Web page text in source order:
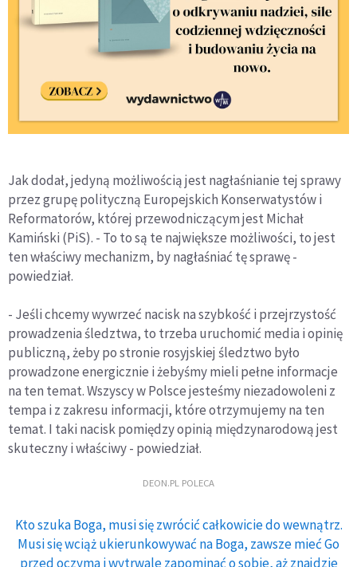
Jak dodał, jedyną możliwością jest nagłaśnianie tej sprawy
przez grupę polityczną Europejskich Konserwatystów i
Reformatorów, której przewodniczącym jest Michał
Kamiński (PiS). - To to są te największe możliwości, to jest
ten właściwy mechanizm, by nagłaśniać tę sprawę -
powiedział.
- Jeśli chcemy wywrzeć nacisk na szybkość i przejrzystość
prowadzenia śledztwa, to trzeba uruchomić media i opinię
publiczną, żeby po stronie rosyjskiej śledztwo było
prowadzone energicznie i żebyśmy mieli pełne informacje
na ten temat. Wszyscy w Polsce jesteśmy niezadowoleni z
tempa i z zakresu informacji, które otrzymujemy na ten
temat. I taki nacisk pomiędzy opinią międzynarodową jest
skuteczny i właściwy - powiedział.
DEON.PL POLECA
Kto szuka Boga, musi się zwrócić całkowicie do wewnątrz.
Musi się wciąż ukierunkowywać na Boga, zawsze mieć Go
przed oczyma i wytrwale zapominać o sobie, aż znajdzie